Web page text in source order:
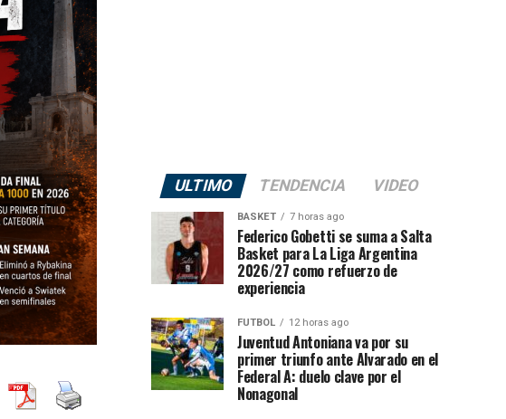
ULTIMO TENDENCIA VIDEO
BASKET 7 horas ago
Federico Gobetti se suma a Salta
Basket para La Liga Argentina
2026/27 como refuerzo de
experiencia
FUTBOL 12 horas ago
Juventud Antoniana va por su
primer triunfo ante Alvarado en el
Federal A: duelo clave por el
Nonagonal